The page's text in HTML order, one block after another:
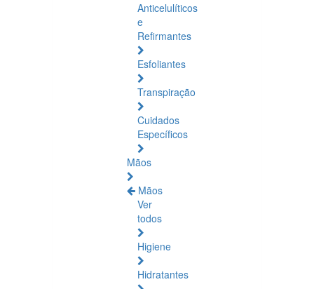
Anticelulíticos
e
Refirmantes
Esfoliantes
Transpiração
Cuidados
Específicos
Mãos
Mãos
Ver
todos
Higiene
Hidratantes